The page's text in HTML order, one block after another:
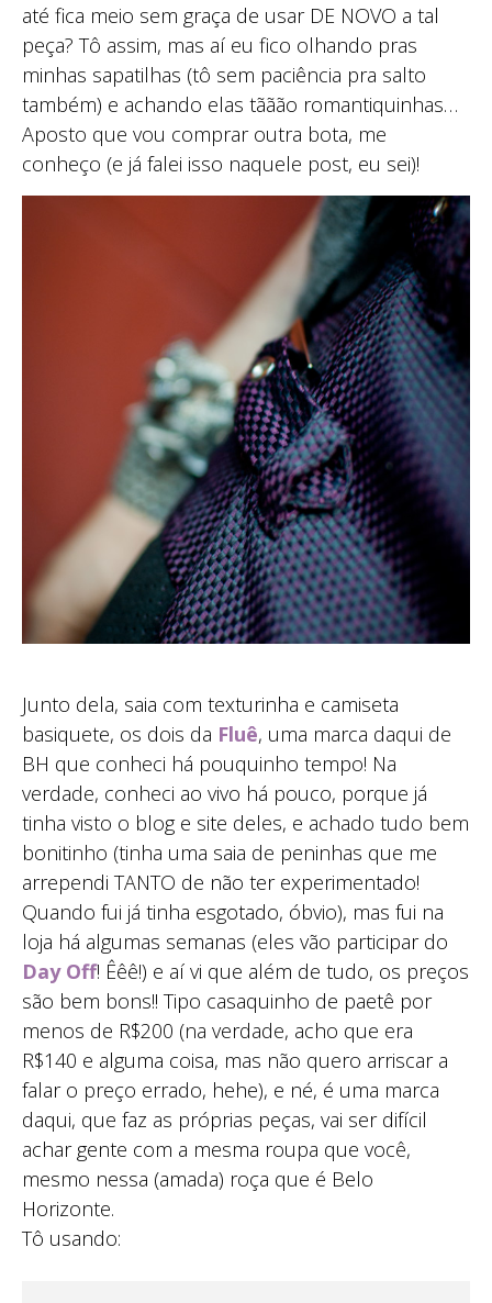
até fica meio sem graça de usar DE NOVO a tal
peça? Tô assim, mas aí eu fico olhando pras
minhas sapatilhas (tô sem paciência pra salto
também) e achando elas tããão romantiquinhas…
Aposto que vou comprar outra bota, me
conheço (e já falei isso naquele post, eu sei)!
Junto dela, saia com texturinha e camiseta
basiquete, os dois da Fluê, uma marca daqui de
BH que conheci há pouquinho tempo! Na
verdade, conheci ao vivo há pouco, porque já
tinha visto o blog e site deles, e achado tudo bem
bonitinho (tinha uma saia de peninhas que me
arrependi TANTO de não ter experimentado!
Quando fui já tinha esgotado, óbvio), mas fui na
loja há algumas semanas (eles vão participar do
Day Off! Êêê!) e aí vi que além de tudo, os preços
são bem bons!! Tipo casaquinho de paetê por
menos de R$200 (na verdade, acho que era
R$140 e alguma coisa, mas não quero arriscar a
falar o preço errado, hehe), e né, é uma marca
daqui, que faz as próprias peças, vai ser difícil
achar gente com a mesma roupa que você,
mesmo nessa (amada) roça que é Belo
Horizonte.
Tô usando: